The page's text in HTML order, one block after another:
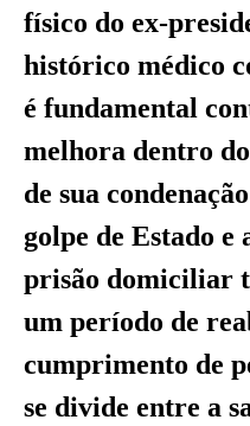
físico do ex-
histórico médico
é fundamental
melhora dentro
de sua
golpe de Estado e
prisão domiciliar
um período de
cumprimento de
se divide entre a